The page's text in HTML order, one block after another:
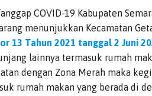
COVID-19 Kabupaten
menunjukkan Kecamatan
13 Tahun 2021 tanggal 2 Juni
lainnya termasuk rumah
dengan Zona Merah maka
rumah makan yang berada di